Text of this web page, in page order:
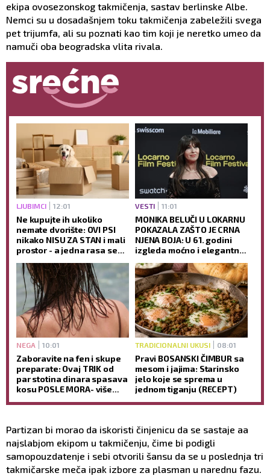
ekipa ovosezonskog takmičenja, sastav berlinske Albe.
Nemci su u dosadašnjem toku takmičenja zabeležili svega
pet trijumfa, ali su poznati kao tim koji je neretko umeo da
namuči oba beogradska vlita rivala.
LJUBIMCI 12:01
Ne kupujte ih ukoliko
nemate dvorište: OVI PSI
nikako NISU ZA STAN i mali
prostor - a jedna rasa se
temperamentna!
VESTI 11:01
MONIKA BELUČI U LOKARNU
POKAZALA ZAŠTO JE CRNA
NJENA BOJA: U 61. godini
izgleda moćno i elegantno,
komentarišu (FOTO)
NEGA 10:01
Zaboravite na fen i skupe
preparate: Ovaj TRIK od
par stotina dinara spasava
kosu POSLE MORA- više
TRADICIONALNI UKUSI 08:01
Pravi BOSANSKI ČIMBUR sa
mesom i jajima: Starinsko
jelo koje se sprema u
jednom tiganju (RECEPT)
Partizan bi morao da iskoristi činjenicu da se sastaje aa
najslabjom ekipom u takmičenju, čime bi podigli
samopouzdatenje i sebi otvorili šansu da se u poslednja tri
takmičarske meča ipak izbore za plasman u narednu fazu.